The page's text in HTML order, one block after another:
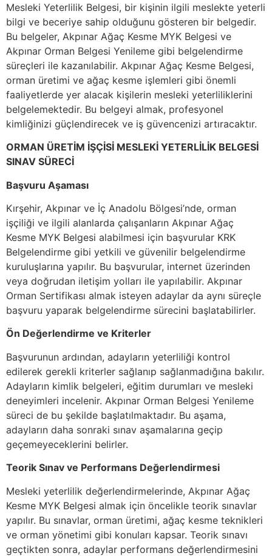
Mesleki Yeterlilik Belgesi, bir kişinin ilgili meslekte yeterli
bilgi ve beceriye sahip olduğunu gösteren bir belgedir.
Bu belgeler, Akpınar Ağaç Kesme MYK Belgesi ve
Akpınar Orman Belgesi Yenileme gibi belgelendirme
süreçleri ile kazanılabilir. Akpınar Ağaç Kesme Belgesi,
orman üretimi ve ağaç kesme işlemleri gibi önemli
faaliyetlerde yer alacak kişilerin mesleki yeterliliklerini
belgelemektedir. Bu belgeyi almak, profesyonel
kimliğinizi güçlendirecek ve iş güvencenizi artıracaktır.
ORMAN ÜRETİM İŞÇİSİ MESLEKİ YETERLİLİK BELGESİ
SINAV SÜRECİ
Başvuru Aşaması
Kırşehir, Akpınar ve İç Anadolu Bölgesi’nde, orman
işçiliği ve ilgili alanlarda çalışanların Akpınar Ağaç
Kesme MYK Belgesi alabilmesi için başvurular KRK
Belgelendirme gibi yetkili ve güvenilir belgelendirme
kuruluşlarına yapılır. Bu başvurular, internet üzerinden
veya doğrudan iletişim yolları ile yapılabilir. Akpınar
Orman Sertifikası almak isteyen adaylar da aynı süreçle
başvuru yaparak belgelendirme sürecini başlatabilirler.
Ön Değerlendirme ve Kriterler
Başvurunun ardından, adayların yeterliliği kontrol
edilerek gerekli kriterler sağlanıp sağlanmadığına bakılır.
Adayların kimlik belgeleri, eğitim durumları ve mesleki
deneyimleri incelenir. Akpınar Orman Belgesi Yenileme
süreci de bu şekilde başlatılmaktadır. Bu aşama,
adayların daha sonraki sınav aşamalarına geçip
geçemeyeceklerini belirler.
Teorik Sınav ve Performans Değerlendirmesi
Mesleki yeterlilik değerlendirmelerinde, Akpınar Ağaç
Kesme MYK Belgesi almak için öncelikle teorik sınavlar
yapılır. Bu sınavlar, orman üretimi, ağaç kesme teknikleri
ve orman yönetimi gibi konuları kapsar. Teorik sınavı
geçtikten sonra, adaylar performans değerlendirmesini